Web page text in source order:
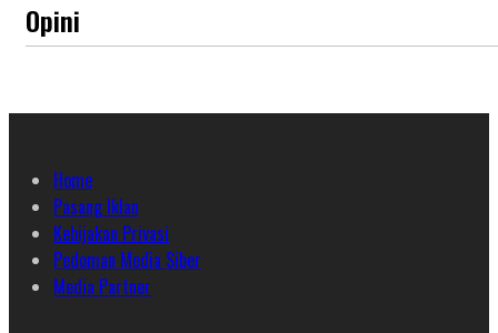
Opini
Home
Pasang Iklan
Kebijakan Privasi
Pedoman Media Siber
Media Partner